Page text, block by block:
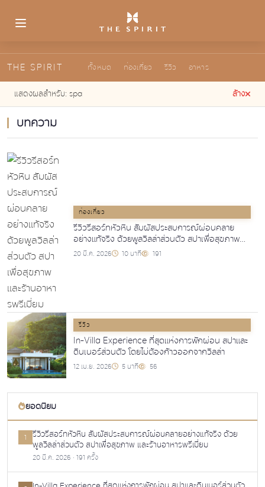
THE SPIRIT ทั้งหมด ท่องเที่ยว รีวิว อาหาร
แสดงผลสำหรับ: spa ล้าง
บทความ
ท่องเที่ยว
รีวิวรีสอร์ทหัวหิน สัมผัสประสบการณ์ผ่อนคลาย
อย่างแท้จริง ด้วยพูลวิลล่าส่วนตัว สปาเพื่อสุขภาพ
และร้านอาหารพรีเมี่ยม
20 มี.ค. 2026 10 นาที 191
รีวิว
In-Villa Experience ที่สุดแห่งการพักผ่อน สปาและ
ดินเนอร์ส่วนตัว โดยไม่ต้องก้าวออกจากวิลล่า
12 เม.ย. 2026 5 นาที 56
ยอดนิยม
1
รีวิวรีสอร์ทหัวหิน สัมผัสประสบการณ์ผ่อนคลายอย่างแท้จริง ด้วย
พูลวิลล่าส่วนตัว สปาเพื่อสุขภาพ และร้านอาหารพรีเมี่ยม
20 มี.ค. 2026 · 191 ครั้ง